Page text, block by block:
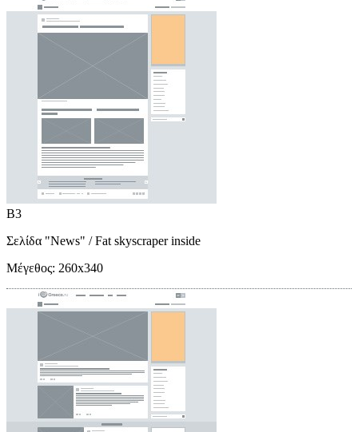
B3
Σελίδα "News" / Fat skyscraper inside
Μέγεθος: 260x340